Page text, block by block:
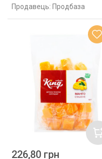
Продавець: Продбаза
226,80 грн